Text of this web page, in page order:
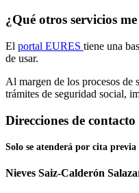
¿Qué otros servicios
El portal EURES tiene una
de usar.
Al margen de los procesos de
trámites de seguridad social,
Direcciones de contacto
Solo se atenderá por cita
Nieves Saiz-Calderón